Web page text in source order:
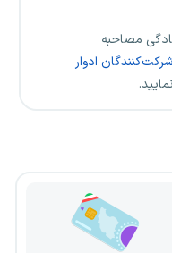
مصاحبه
ادوار